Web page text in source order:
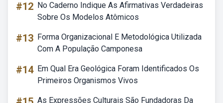
#12 No Caderno Indique As Afirmativas Verdadeiras
Sobre Os Modelos Atômicos
#13 Forma Organizacional E Metodológica Utilizada
Com A População Camponesa
#14 Em Qual Era Geológica Foram Identificados Os
Primeiros Organismos Vivos
As Expressões Culturais São Fundadoras Da